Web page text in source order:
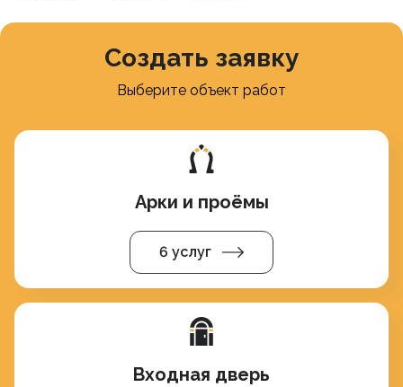
Создать заявку
Выберите объект работ
Арки и проёмы
6 услуг
Входная дверь